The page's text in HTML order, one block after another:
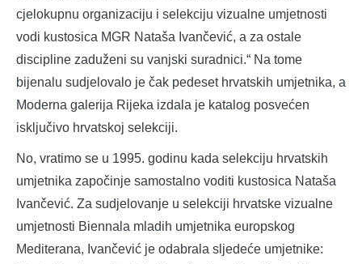
cjelokupnu organizaciju i selekciju vizualne umjetnosti
vodi kustosica MGR Nataša Ivančević, a za ostale
discipline zaduženi su vanjski suradnici.“ Na tome
bijenalu sudjelovalo je čak pedeset hrvatskih umjetnika, a
Moderna galerija Rijeka izdala je katalog posvećen
isključivo hrvatskoj selekciji.
No, vratimo se u 1995. godinu kada selekciju hrvatskih
umjetnika započinje samostalno voditi kustosica Nataša
Ivančević. Za sudjelovanje u selekciji hrvatske vizualne
umjetnosti Biennala mladih umjetnika europskog
Mediterana, Ivančević je odabrala sljedeće umjetnike: